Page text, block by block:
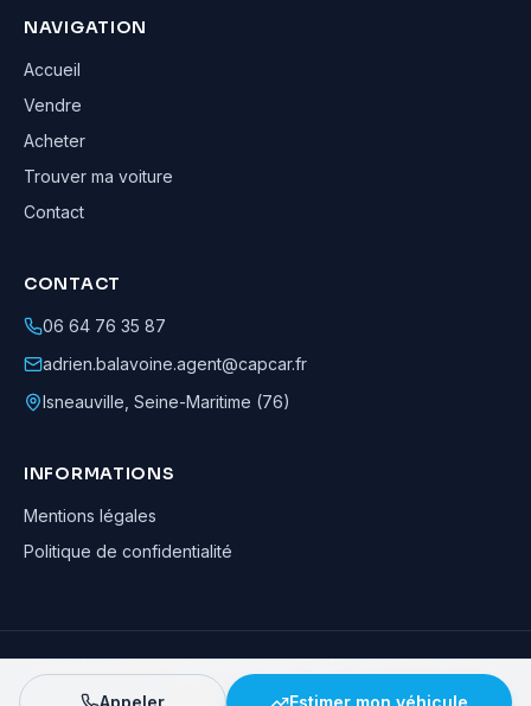
NAVIGATION
Accueil
Vendre
Acheter
Trouver ma voiture
Contact
CONTACT
06 64 76 35 87
adrien.balavoine.agent@capcar.fr
Isneauville Seine-Maritime (76)
INFORMATIONS
Mentions légales
Politique de confidentialité
Adrien Balavoine—Agent automobile CapCar, Agent formateur· ©
· Tous droits réservés
Appeler Estimer mon véhicule